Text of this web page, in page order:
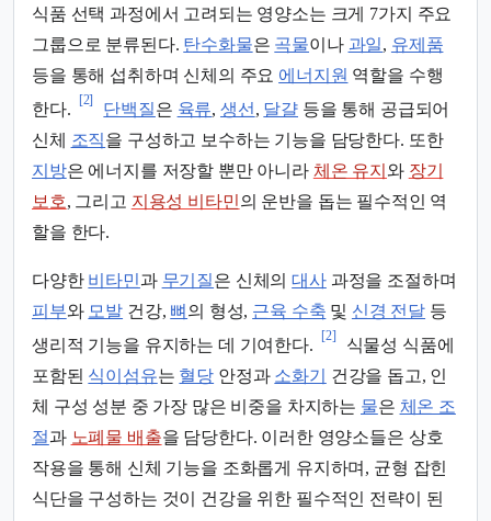
식품 선택 과정에서 고려되는 영양소는 크게 7가지 주요
그룹으로 분류된다. 탄수화물은 곡물이나 과일, 유제품
등을 통해 섭취하며 신체의 주요 에너지원 역할을 수행
한다.
[2]
단백질은 육류, 생선 , 달걀 등을 통해 공급되어
신체 조직을 구성하고 보수하는 기능을 담당한다. 또한
지방은 에너지를 저장할 뿐만 아니라 체온 유지 와 장기
보호, 그리고 지용성 비타민의 운반을 돕는 필수적인 역
할을 한다.
다양한 비타민과 무기질은 신체의대사과정을 조절하며
피부와 모발 건강, 뼈 의 형성, 근육 수축 및 신경 전달 등
생리적 기능을 유지하는 데 기여한다.
[2]
식물성 식품에
포함된 식이섬유는 혈당 안정과 소화기
건강을 돕고, 인
체 구성 성분 중 가장 많은 비중을 차지하는 물은 체온 조
절과 노폐물 배출을 담당한다. 이러한 영양소들은 상호
작용을 통해 신체 기능을 조화롭게 유지하며, 균형 잡힌
식단을 구성하는 것이 건강을 위한 필수적인 전략이 된